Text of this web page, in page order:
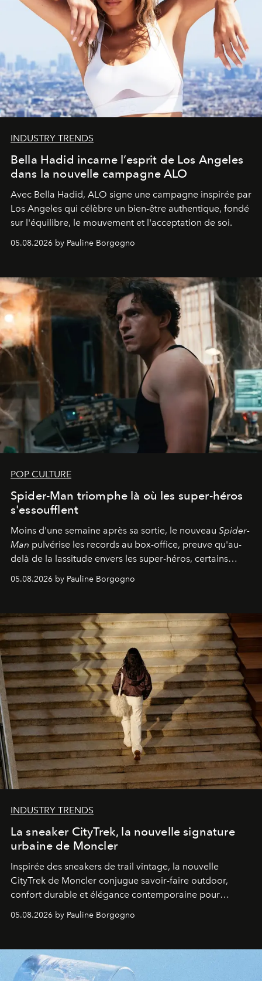
INDUSTRY TRENDS
Bella Hadid incarne l’esprit de Los Angeles
dans la nouvelle campagne ALO
Avec Bella Hadid, ALO signe une campagne inspirée par
Los Angeles qui célèbre un bien-être authentique, fondé
sur l'équilibre, le mouvement et l'acceptation de soi.
05.08.2026 by Pauline Borgogno
POP CULTURE
Spider-Man triomphe là où les super-héros
s'essoufflent
Moins d'une semaine après sa sortie, le nouveau Spider-
Man pulvérise les records au box-office, preuve qu'au-
delà de la lassitude envers les super-héros, certains
05.08.2026 by Pauline Borgogno
INDUSTRY TRENDS
La sneaker CityTrek, la nouvelle signature
urbaine de Moncler
Inspirée des sneakers de trail vintage, la nouvelle
CityTrek de Moncler conjugue savoir-faire outdoor,
confort durable et élégance contemporaine pour
05.08.2026 by Pauline Borgogno